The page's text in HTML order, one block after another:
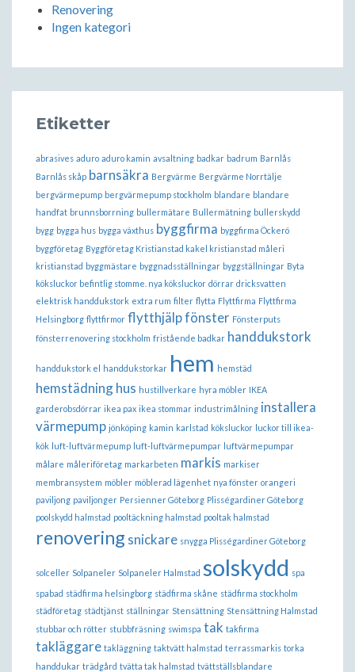
Renovering
Ingen kategori
Etiketter
abrasives aduro aduro kamin avsaltning badkar badrum Barnlås
Barnlås skåp barnsäkra Bergvärme Bergvärme Norrtälje
bergvärmepump bergvärmepump stockholm blandare blandare
handfat brunnsborrning bullermätare Bullermätning bullerskydd
bygg bygga hus bygga växthus byggfirma byggfirma Öckerö
byggföretag Byggföretag Kristianstad kakel kristianstad måleri
kristianstad byggmästare byggnadsställningar byggställningar Byta
köksluckor befintlig stomme. nya köksluckor dörrar dricksvatten
elektrisk handdukstork extra rum filter flytta Flyttfirma Flyttfirma
Helsingborg flyttfirmor flytthjälpfönster Fönsterputs
fönsterrenovering stockholm fristående badkar handdukstork
handdukstork el handdukstorkar hem hemstäd
hemstädninghus hustillverkare hyra möbler IKEA
garderobsdörrar ikea pax ikea stommar industrimålning installera
värmepump jönköping kamin karlstad köksluckor luckor till ikea-
kök luft-luftvärmepump luft-luftvärmepumpar luftvärmepumpar
målare måleriföretag markarbeten markis markiser
membransystem möbler möblerad lägenhet nya fönster orangeri
paviljong paviljonger Persienner Göteborg Plisségardiner Göteborg
poolskydd halmstad pooltäckning halmstad pooltak halmstad
renovering snickare snygga Plisségardiner Göteborg
solceller Solpaneler Solpaneler Halmstad solskydd spa
spabad städfirma helsingborg städfirma skåne städfirma stockholm
städföretag städtjänst ställningar Stensättning Stensättning Halmstad
stubbar och rötter stubbfräsning swimspa tak takfirma
takläggare takläggning taktvätt halmstad terrassmarkis torka
handdukar trädgård tvätta tak halmstad tvättställsblandare